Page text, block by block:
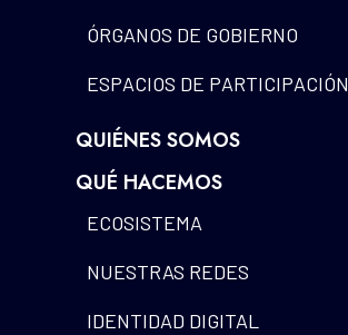
ÓRGANOS DE GOBIERNO
ESPACIOS DE PARTICIPACIÓN
QUIÉNES SOMOS
QUÉ HACEMOS
ECOSISTEMA
NUESTRAS REDES
IDENTIDAD DIGITAL